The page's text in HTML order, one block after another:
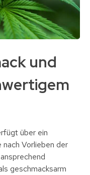
und
über ein
Vorlieben der
geschmacksarm